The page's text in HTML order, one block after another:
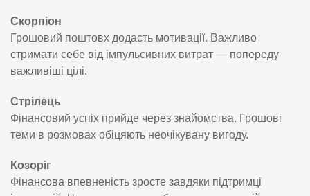
Скорпіон
Грошовий поштовх додасть мотивації. Важливо
стримати себе від імпульсивних витрат — попереду
важливіші цілі.
Стрілець
Фінансовий успіх прийде через знайомства. Грошові
теми в розмовах обіцяють неочікувану вигоду.
Козоріг
Фінансова впевненість зросте завдяки підтримці